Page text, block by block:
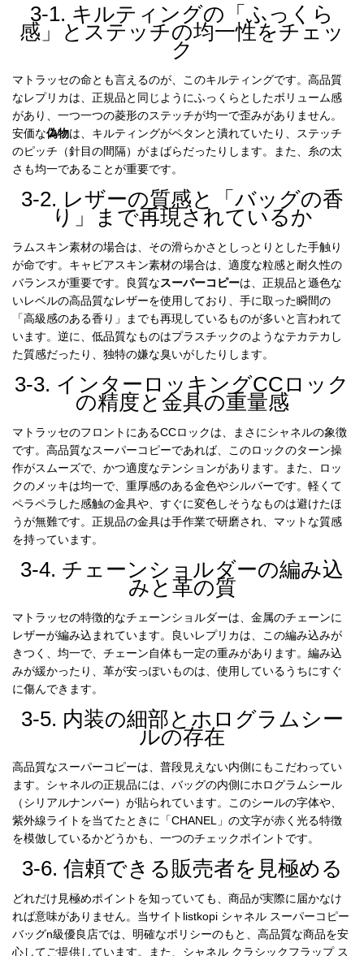
3-1. キルティングの「ふっくら
感」とステッチの均一性をチェッ
ク
マトラッセの命とも言えるのが、このキルティングです。高品質
なレプリカは、正規品と同じようにふっくらとしたボリューム感
があり、一つ一つの菱形のステッチが均一で歪みがありません。
安価な偽物は、キルティングがペタンと潰れていたり、ステッチ
のピッチ（針目の間隔）がまばらだったりします。また、糸の太
さも均一であることが重要です。
3-2. レザーの質感と「バッグの香
り」まで再現されているか
ラムスキン素材の場合は、その滑らかさとしっとりとした手触り
が命です。キャビアスキン素材の場合は、適度な粒感と耐久性の
バランスが重要です。良質なスーパーコピーは、正規品と遜色な
いレベルの高品質なレザーを使用しており、手に取った瞬間の
「高級感のある香り」までも再現しているものが多いと言われて
います。逆に、低品質なものはプラスチックのようなテカテカし
た質感だったり、独特の嫌な臭いがしたりします。
3-3. インターロッキングCCロック
の精度と金具の重量感
マトラッセのフロントにあるCCロックは、まさにシャネルの象徴
です。高品質なスーパーコピーであれば、このロックのターン操
作がスムーズで、かつ適度なテンションがあります。また、ロッ
クのメッキは均一で、重厚感のある金色やシルバーです。軽くて
ペラペラした感触の金具や、すぐに変色しそうなものは避けたほ
うが無難です。正規品の金具は手作業で研磨され、マットな質感
を持っています。
3-4. チェーンショルダーの編み込
みと革の質
マトラッセの特徴的なチェーンショルダーは、金属のチェーンに
レザーが編み込まれています。良いレプリカは、この編み込みが
きつく、均一で、チェーン自体も一定の重みがあります。編み込
みが緩かったり、革が安っぽいものは、使用しているうちにすぐ
に傷んできます。
3-5. 内装の細部とホログラムシー
ルの存在
高品質なスーパーコピーは、普段見えない内側にもこだわってい
ます。シャネルの正規品には、バッグの内側にホログラムシール
（シリアルナンバー）が貼られています。このシールの字体や、
紫外線ライトを当てたときに「CHANEL」の文字が赤く光る特徴
を模倣しているかどうかも、一つのチェックポイントです。
3-6. 信頼できる販売者を見極める
どれだけ見極めポイントを知っていても、商品が実際に届かなけ
れば意味がありません。当サイト listkopi シャネル スーパーコピー
バッグn級優良店では、明確なポリシーのもと、高品質な商品を安
心してご提供しています。また、 シャネル クラシックフラップ ス